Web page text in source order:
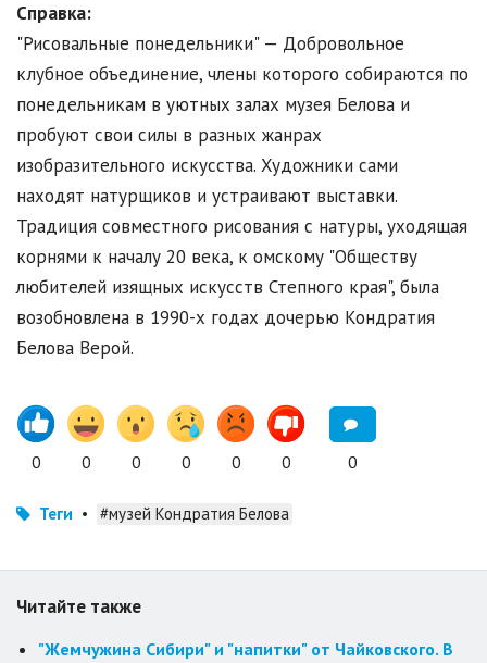
Справка:
"Рисовальные понедельники" — Добровольное
клубное объединение, члены которого собираются по
понедельникам в уютных залах музея Белова и
пробуют свои силы в разных жанрах
изобразительного искусства. Художники сами
находят натурщиков и устраивают выставки.
Традиция совместного рисования с натуры, уходящая
корнями к началу 20 века, к омскому "Обществу
любителей изящных искусств Степного края", была
возобновлена в 1990-х годах дочерью Кондратия
Белова Верой.
0 0 0 0 0 0 0
Теги • #музей Кондратия Белова
Читайте также
"Жемчужина Сибири" и "напитки" от Чайковского. В